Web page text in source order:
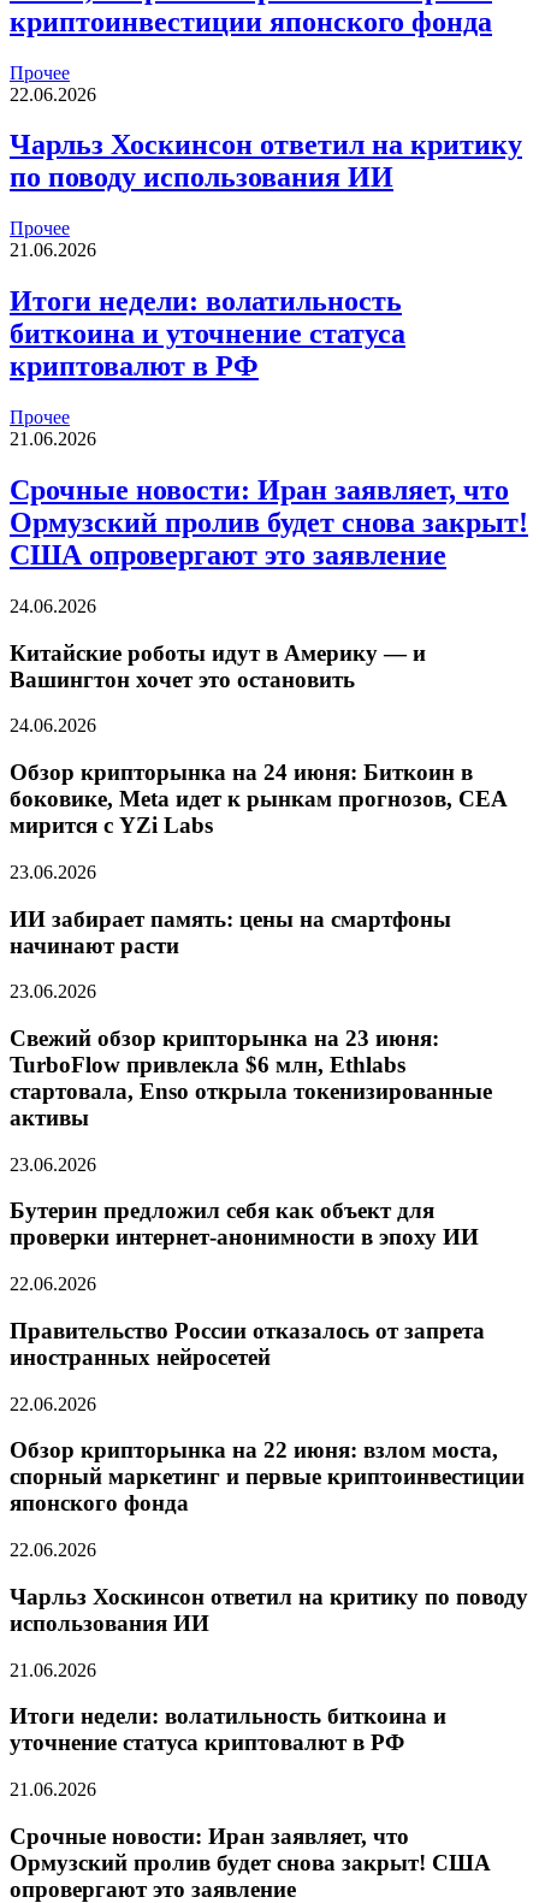
криптоинвестиции японского фонда
Прочее
22.06.2026
Чарльз Хоскинсон ответил на критику
по поводу использования ИИ
Прочее
21.06.2026
Итоги недели: волатильность
биткоина и уточнение статуса
криптовалют в РФ
Прочее
21.06.2026
Срочные новости: Иран заявляет, что
Ормузский пролив будет снова закрыт!
США опровергают это заявление
24.06.2026
Китайские роботы идут в Америку — и
Вашингтон хочет это остановить
24.06.2026
Обзор крипторынка на 24 июня: Биткоин в
боковике, Meta идет к рынкам прогнозов, CEA
мирится с YZi Labs
23.06.2026
ИИ забирает память: цены на смартфоны
начинают расти
23.06.2026
Свежий обзор крипторынка на 23 июня:
TurboFlow привлекла $6 млн, Ethlabs
стартовала, Enso открыла токенизированные
активы
23.06.2026
Бутерин предложил себя как объект для
проверки интернет-анонимности в эпоху ИИ
22.06.2026
Правительство России отказалось от запрета
иностранных нейросетей
22.06.2026
Обзор крипторынка на 22 июня: взлом моста,
спорный маркетинг и первые криптоинвестиции
японского фонда
22.06.2026
Чарльз Хоскинсон ответил на критику по поводу
использования ИИ
21.06.2026
Итоги недели: волатильность биткоина и
уточнение статуса криптовалют в РФ
21.06.2026
Срочные новости: Иран заявляет, что
Ормузский пролив будет снова закрыт! США
опровергают это заявление